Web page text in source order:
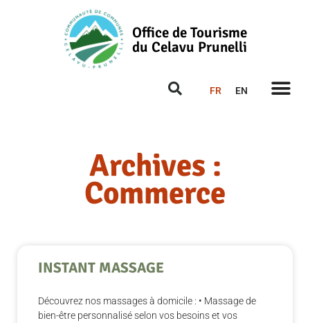
Office de Tourisme
du Celavu Prunelli
FR EN
Archives :
Commerce
INSTANT MASSAGE
Découvrez nos massages à domicile : • Massage de
bien-être personnalisé selon vos besoins et vos